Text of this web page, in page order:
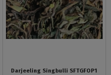
Darjeeling Singbulli SFTGFOP1